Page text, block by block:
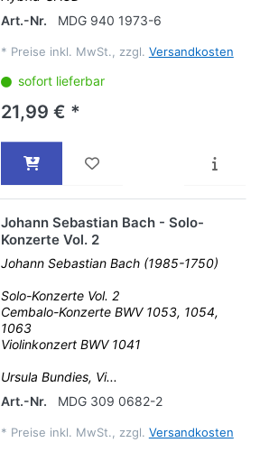
Art.-Nr.
MDG 940 1973-6
* Preise inkl. MwSt., zzgl. Versandkosten
sofort lieferbar
21,99 € *
Johann Sebastian Bach - Solo-
Konzerte Vol. 2
Johann Sebastian Bach (1985-1750)
Solo-Konzerte Vol. 2
Cembalo-Konzerte BWV 1053, 1054,
1063
Violinkonzert BWV 1041
Ursula Bundies, Vi...
Art.-Nr.
MDG 309 0682-2
* Preise inkl. MwSt., zzgl. Versandkosten